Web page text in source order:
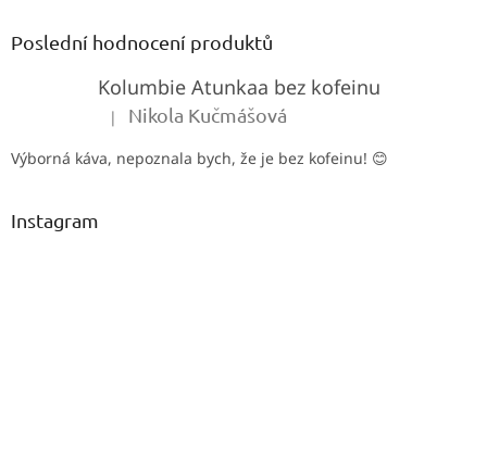
Poslední hodnocení produktů
Kolumbie Atunkaa bez kofeinu
Hodnocení produktu je 5 z 5 hvězdiček.
| Nikola Kučmášová
Výborná káva, nepoznala bych, že je bez kofeinu! 😊
Instagram